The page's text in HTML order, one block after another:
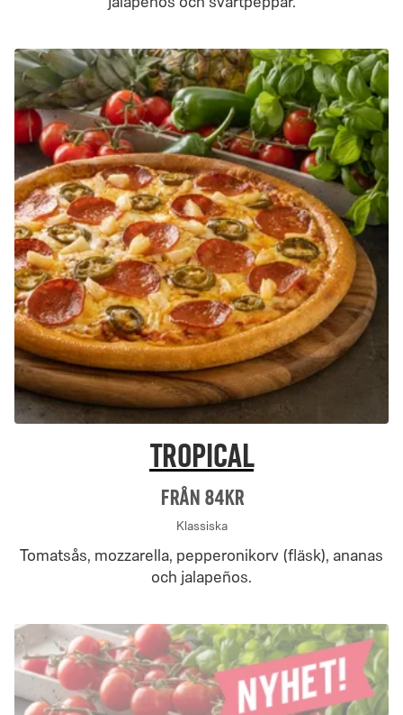
Tropical
Från 84Kr
Klassiska
Tomatsås, mozzarella, pepperonikorv (fläsk), ananas
och jalapeños.